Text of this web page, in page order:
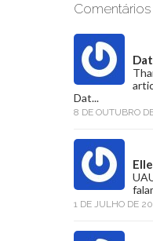
Dat...
8 DE OUTUBRO
1 DE JULHO DE